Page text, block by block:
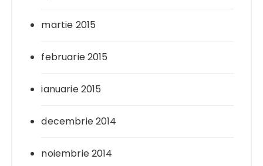
martie 2015
februarie 2015
ianuarie 2015
decembrie 2014
noiembrie 2014